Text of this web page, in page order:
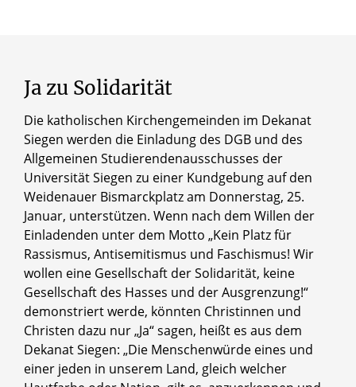
Ja zu Solidarität
Die katholischen Kirchengemeinden im Dekanat
Siegen werden die Einladung des DGB und des
Allgemeinen Studierendenausschusses der
Universität Siegen zu einer Kundgebung auf den
Weidenauer Bismarckplatz am Donnerstag, 25.
Januar, unterstützen. Wenn nach dem Willen der
Einladenden unter dem Motto „Kein Platz für
Rassismus, Antisemitismus und Faschismus! Wir
wollen eine Gesellschaft der Solidarität, keine
Gesellschaft des Hasses und der Ausgrenzung!“
demonstriert werde, könnten Christinnen und
Christen dazu nur „Ja“ sagen, heißt es aus dem
Dekanat Siegen: „Die Menschenwürde eines und
einer jeden in unserem Land, gleich welcher